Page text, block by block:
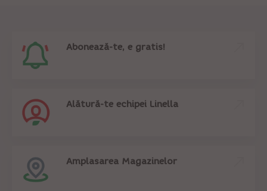
Abonează-te, e gratis!
Alătură-te echipei Linella
Amplasarea Magazinelor